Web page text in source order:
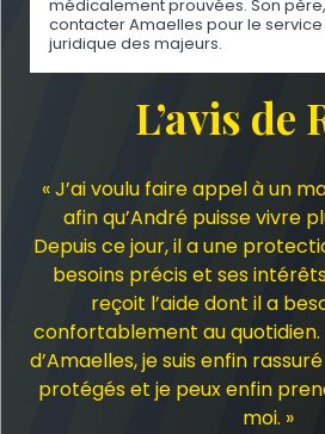
médicalement prouvées. Son
contacter Amaelles pour le
juridique des majeurs.
L’avis de
« J’ai voulu faire appel à un
afin qu’André puisse vivre
Depuis ce jour, il a une
besoins précis et ses
reçoit l’aide dont il a
confortablement au
d’Amaelles, je suis enfin
protégés et je peux enfin
moi. »